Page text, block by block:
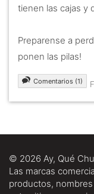
tienen las cajas y
Preparense a
ponen las pilas!
Comentarios (1)
© 2026 Ay, Qué
Las marcas
productos,